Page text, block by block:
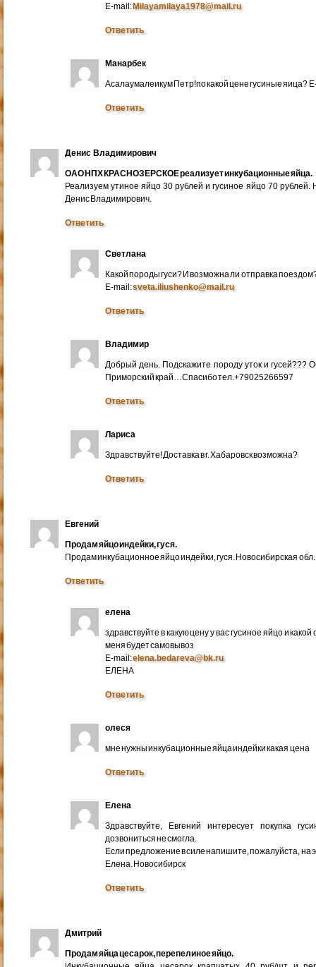
E-mail:Milayamilaya1978@mail.ru
Ответить
Манарбек
Асалаумалеикум Петр!по какой цене гусиные яица?
Ответить
Денис Владимирович
ОАО НПХ КРАСНОЗЕРСКОЕ реализует инкубационные яйца.
Реализуем утиное яйцо 30 рублей и гусиное яйцо 70
Денис Владимирович.
Ответить
Светлана
Какой породы гуси? И возможна ли отправка
E-mail:sveta.iliushenko@mail.ru
Ответить
Владимир
Добрый день. Подскажите породу уток и гусей???
Приморский край…Спасибо тел.+79025266597
Ответить
Лариса
Здравствуйте! Доставка в г. Хабаровск возможна?
Ответить
Евгений
Продам яйцо индейки, гуся.
Продам инкубационное яйцо индейки, гуся. Новосибирская
Ответить
елена
здравствуйте в какую цену у вас гусиное яйцо и
меня будет самовывоз
E-mail:elena.bedareva@bk.ru
ЕЛЕНА
Ответить
олеся
мне нужны инкубационные яйца индейки какая цена
Ответить
Елена
Здравствуйте, Евгений интересует покупка
дозвониться не смогла.
Если предложение в силе напишите, пожалуйста, на
Елена. Новосибирск
Ответить
Дмитрий
Продам яйца цесарок, перепелиное яйцо.